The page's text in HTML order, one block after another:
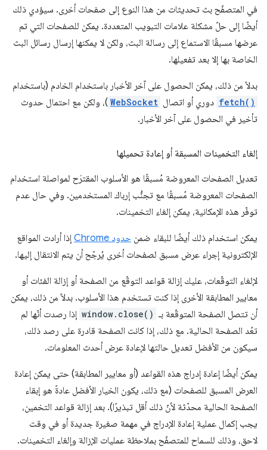
في المتصفّح بث تحديثات من هذا النوع إلى صفحات أخرى. سيؤدي ذلك
أيضًا إلى حلّ مشكلة علامات التبويب المتعددة. يمكن للصفحات التي تم
عرضها مسبقًا الاستماع إلى رسالة البث، ولكن لا يمكنها إرسال رسائل البث
الخاصة بها إلا بعد تفعيلها.
بدلاً من ذلك، يمكن الحصول على آخر الأخبار باستخدام الخادم (باستخدام
fetch() دوري أو اتصال WebSocket )، ولكن مع احتمال حدوث
تأخير في الحصول على آخر الأخبار.
إلغاء التخمينات المسبقة أو إعادة تحميلها
تعديل الصفحات المعروضة مُسبقًا هو الأسلوب المقترَح لمواصلة استخدام
الصفحات المعروضة مُسبقًا مع تجنُّب إرباك المستخدمين. وفي حال عدم
توفّر هذه الإمكانية، يمكن إلغاء التخمينات.
يمكن استخدام ذلك أيضًا للبقاء ضمن حدود Chrome
إذا أرادت المواقع
الإلكترونية إجراء عرض مسبق لصفحات أخرى يُرجّح أن يتم الانتقال إليها.
لإلغاء التوقّعات، عليك إزالة قواعد التوقّع من الصفحة أو إزالة الفئات أو
معايير المطابقة الأخرى إذا كنت تستخدم هذا الأسلوب. بدلاً من ذلك، يمكن
أن تتصل الصفحة المتوقّعة بـ window.close() إذا رصدت أنّها لم
تعُد الصفحة الحالية. مع ذلك، إذا كانت الصفحة قادرة على رصد ذلك،
سيكون من الأفضل تعديل حالتها لإعادة عرض أحدث المعلومات.
يمكن أيضًا إعادة إدراج هذه القواعد (أو معايير المطابقة) حتى يمكن إعادة
العرض المسبق للصفحات (مع ذلك، يكون الخيار الأفضل عادةً هو إبقاء
الصفحة الحالية محدّثة لأنّ ذلك أقل تبذيرًا). بعد إزالة قواعد التخمين،
يجب إكمال عملية إعادة الإدراج في مهمة صغيرة جديدة أو في وقت
لاحق، وذلك للسماح للمتصفّح بملاحظة عمليات الإزالة وإلغاء التخمينات.